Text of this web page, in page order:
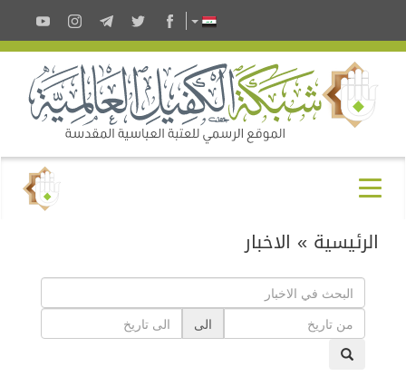
الرئيسية » الاخبار
الى